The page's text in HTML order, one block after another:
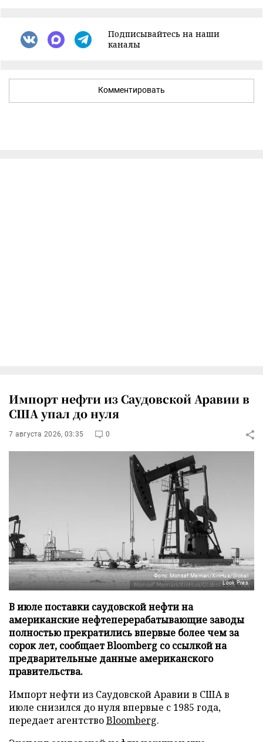
Подписывайтесь на наши
каналы
Комментировать
Импорт нефти из Саудовской Аравии в
США упал до нуля
7 августа 2026, 03:35 0
Фото: Monsef Memari/XinHua/Global
Look Pres
В июле поставки саудовской нефти на
американские нефтеперерабатывающие заводы
полностью прекратились впервые более чем за
сорок лет, сообщает Bloomberg со ссылкой на
предварительные данные американского
правительства.
Импорт нефти из Саудовской Аравии в США в
июле снизился до нуля впервые с 1985 года,
передает агентствоBloomberg.